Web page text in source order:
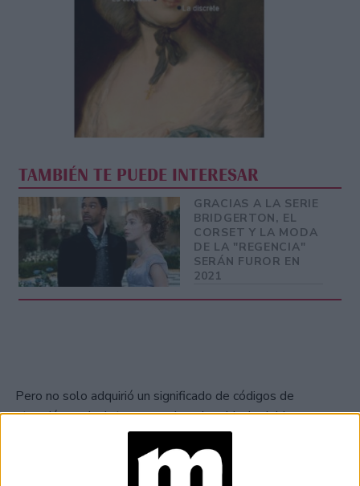
TAMBIÉN TE PUEDE INTERESAR
GRACIAS A LA SERIE
BRIDGERTON, EL
CORSET Y LA MODA
DE LA "REGENCIA"
SERÁN FUROR EN
2021
Pero no solo adquirió un significado de códigos de
atracción, en Inglaterra por ejemplo, el lado del lunar
simbolizaría el partido político afín, y en Francia una de las
cortesanas más famosas y amantes del Rey Louis XV,
Madame de Pompadour, señalaba con sus lunares las